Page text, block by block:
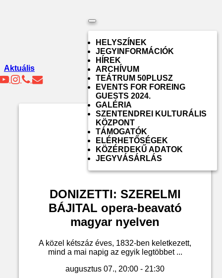
Toggle
navigation
HELYSZÍNEK
JEGYINFORMÁCIÓK
HÍREK
ARCHÍVUM
TEÁTRUM 50PLUSZ
EVENTS FOR FOREING
GUESTS 2024.
GALÉRIA
SZENTENDREI KULTURÁLIS
KÖZPONT
TÁMOGATÓK
ELÉRHETŐSÉGEK
KÖZÉRDEKŰ ADATOK
JEGYVÁSÁRLÁS
Aktuális
DONIZETTI: SZERELMI
BÁJITAL opera-beavató
magyar nyelven
A közel kétszáz éves, 1832-ben keletkezett,
mind a mai napig az egyik legtöbbet ...
augusztus 07., 20:00 - 21:30